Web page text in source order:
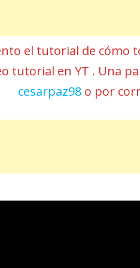
el tutorial de cómo
tutorial en YT . Una
cesarpaz98 o por